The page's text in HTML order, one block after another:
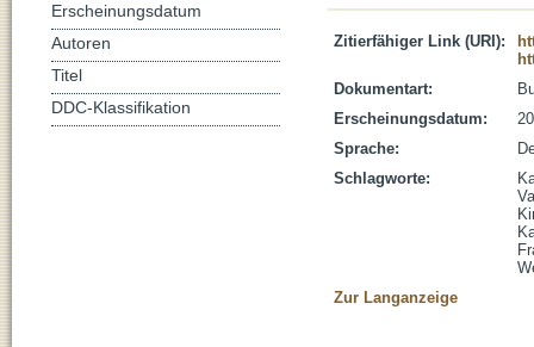
Zitierfähiger Link (URI):
Dokumentart:
Erscheinungsdatum:
Sprache:
Schlagworte:
Zur Langanzeige
Erscheinungsdatum
Autoren
Titel
DDC-Klassifikation